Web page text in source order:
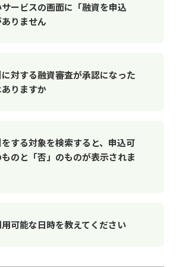
ービスの画面に「融資を申込
りません
対する融資審査が承認になった
りますか
する対象を検索すると、申込可
のと「否」のものが表示されま
可能な日時を教えてください